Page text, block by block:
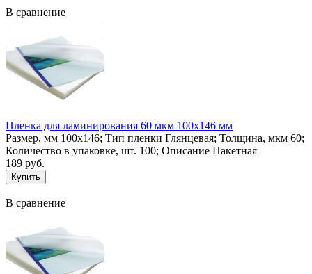
В сравнение
Пленка для ламинирования 60 мкм 100х146 мм
Размер, мм 100х146; Тип пленки Глянцевая; Толщина, мкм 60;
Количество в упаковке, шт. 100; Описание Пакетная
189 руб.
В сравнение